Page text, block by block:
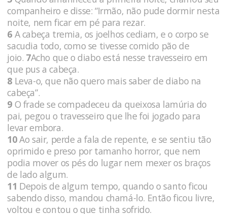
companheiro e disse: “Irmão, não pude dormir nesta
noite, nem ficar em pé para rezar.
6 A cabeça tremia, os joelhos cediam, e o corpo se
sacudia todo, como se tivesse comido pão de
joio. 7Acho que o diabo está nesse travesseiro em
que pus a cabeça.
8 Leva-o, que não quero mais saber de diabo na
cabeça”.
9 O frade se compadeceu da queixosa lamúria do
pai, pegou o travesseiro que lhe foi jogado para
levar embora.
10Ao sair, perde a fala de repente, e se sentiu tão
oprimido e preso por tamanho horror, que nem
podia mover os pés do lugar nem mexer os braços
de lado algum.
11 Depois de algum tempo, quando o santo ficou
sabendo disso, mandou chamá-lo. Então ficou livre,
voltou e contou o que tinha sofrido.